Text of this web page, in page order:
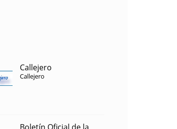
Callejero
Callejero